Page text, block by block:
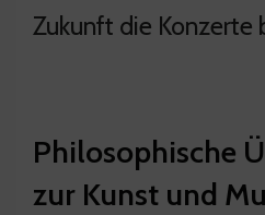
Zukunft die Konzerte
Philosophische
zur Kunst und